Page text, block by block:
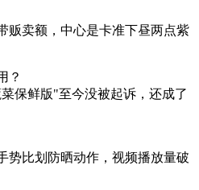
贩卖额，中心是卡准下昼两点紫
？
保鲜版"至今没被起诉，还成了
势比划防晒动作，视频播放量破